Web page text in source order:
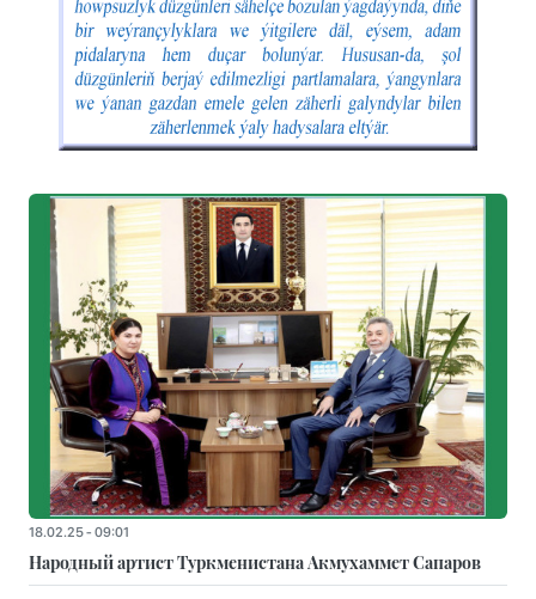
18.02.25 - 09:01
Народный артист Туркменистана Акмухаммет Сапаров